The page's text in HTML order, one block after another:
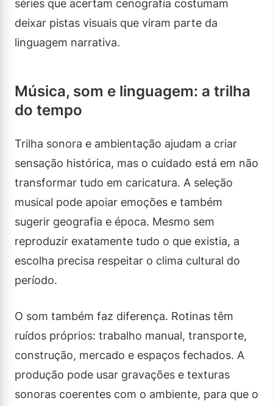
séries que acertam cenografia costumam
deixar pistas visuais que viram parte da
linguagem narrativa.
Música, som e linguagem: a trilha
do tempo
Trilha sonora e ambientação ajudam a criar
sensação histórica, mas o cuidado está em não
transformar tudo em caricatura. A seleção
musical pode apoiar emoções e também
sugerir geografia e época. Mesmo sem
reproduzir exatamente tudo o que existia, a
escolha precisa respeitar o clima cultural do
período.
O som também faz diferença. Rotinas têm
ruídos próprios: trabalho manual, transporte,
construção, mercado e espaços fechados. A
produção pode usar gravações e texturas
sonoras coerentes com o ambiente, para que o